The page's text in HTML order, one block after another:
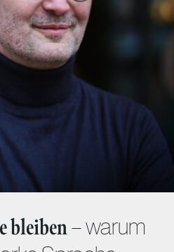
bleiben– warum